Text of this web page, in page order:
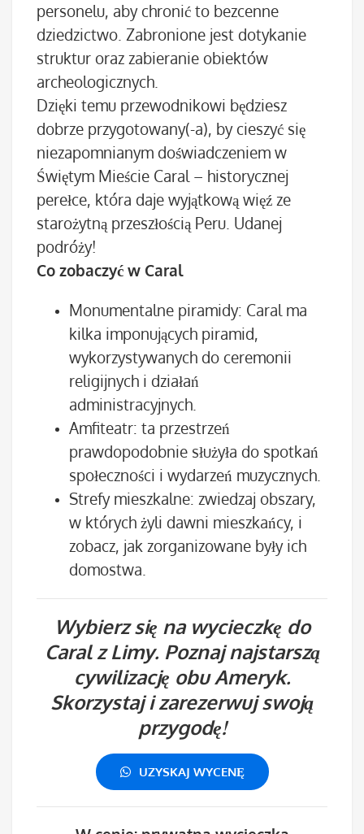
personelu, aby chronić to bezcenne
dziedzictwo. Zabronione jest dotykanie
struktur oraz zabieranie obiektów
archeologicznych.
Dzięki temu przewodnikowi będziesz
dobrze przygotowany(-a), by cieszyć się
niezapomnianym doświadczeniem w
Świętym Mieście Caral – historycznej
perełce, która daje wyjątkową więź ze
starożytną przeszłością Peru. Udanej
podróży!
Co zobaczyć w Caral
Monumentalne piramidy: Caral ma
kilka imponujących piramid,
wykorzystywanych do ceremonii
religijnych i działań
administracyjnych.
Amfiteatr: ta przestrzeń
prawdopodobnie służyła do spotkań
społeczności i wydarzeń muzycznych.
Strefy mieszkalne: zwiedzaj obszary,
w których żyli dawni mieszkańcy, i
zobacz, jak zorganizowane były ich
domostwa.
Wybierz się na wycieczkę do
Caral z Limy. Poznaj najstarszą
cywilizację obu Ameryk.
Skorzystaj i zarezerwuj swoją
przygodę!
UZYSKAJ WYCENĘ